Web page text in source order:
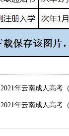
2021年云南成人高考
2021年云南成人高考